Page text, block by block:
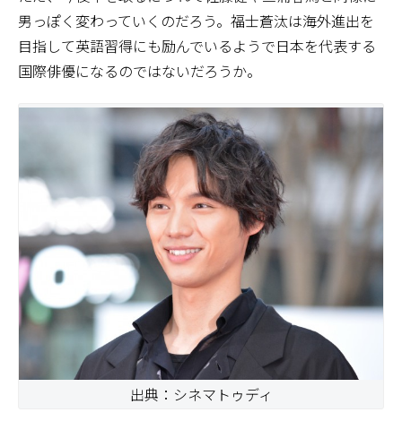
男っぽく変わっていくのだろう。福士蒼汰は海外進出を
目指して英語習得にも励んでいるようで日本を代表する
国際俳優になるのではないだろうか。
出典：シネマトゥディ